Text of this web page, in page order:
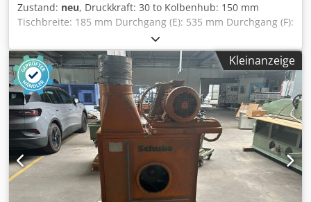
Zustand: neu, Druckkraft: 30 to Kolbenhub: 150 mm
Tischbreite: 185 mm Durchgang (E): 535 mm Durchgang (F):
140 mm Abstand Zylinder - Tisch (F1): 40 mm Dsdpfx Ajb
Ibdlod Ijck Abstand Zylinder - Tisch (F2): 1100 mm Zylinder
verschiebbar (M): 200 mm Breite (A): 800 mm Tiefe (B): 700
mm Hoehe 1 (C):1770 mm Hoehe 2 (D): 1800 mm Gewicht:
ca. 168 kg Ausstattung: - Zwei einstellbare
Geschwindigkeiten für die Kolbenzustellung mittels
Hydraulikpumpe - Leistungsstarke Werkstattpressen für
Handwerks- und Reparaturbetriebe - Optimales Preis-
Leistungsverhältnis durch rationelle Bauart - Durch das
serienmäßige Fußpedal bleiben die Hände frei für das
Werkstück - Erhöhter Einsatzbereich durch das optional
erhältliche Druckdornset (10-tlg). - Druckzylinder mit
Kleinanzeige